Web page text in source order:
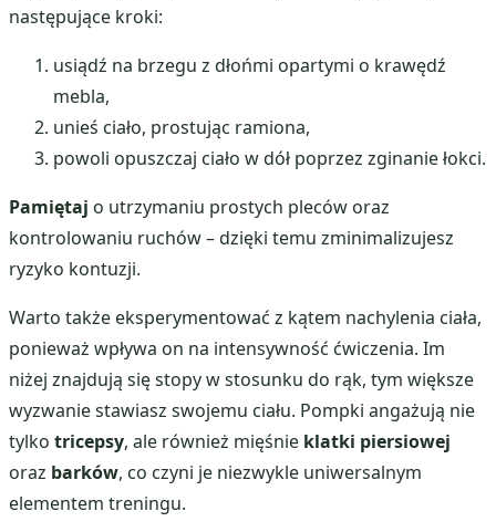
następujące kroki:
usiądź na brzegu z dłońmi opartymi o krawędź
mebla,
unieś ciało, prostując ramiona,
powoli opuszczaj ciało w dół poprzez zginanie łokci.
Pamiętaj o utrzymaniu prostych pleców oraz
kontrolowaniu ruchów – dzięki temu zminimalizujesz
ryzyko kontuzji.
Warto także eksperymentować z kątem nachylenia ciała,
ponieważ wpływa on na intensywność ćwiczenia. Im
niżej znajdują się stopy w stosunku do rąk, tym większe
wyzwanie stawiasz swojemu ciału. Pompki angażują nie
tylko tricepsy, ale również mięśnie klatki piersiowej
oraz barków, co czyni je niezwykle uniwersalnym
elementem treningu.